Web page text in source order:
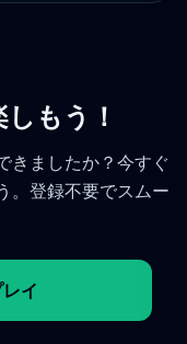
もう！
きましたか？今すぐ
。登録不要でスムー
イ